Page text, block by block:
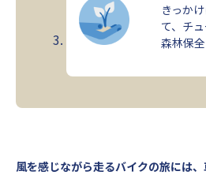
きっか
て、チ
森林保
風を感じながら走るバイクの旅には、